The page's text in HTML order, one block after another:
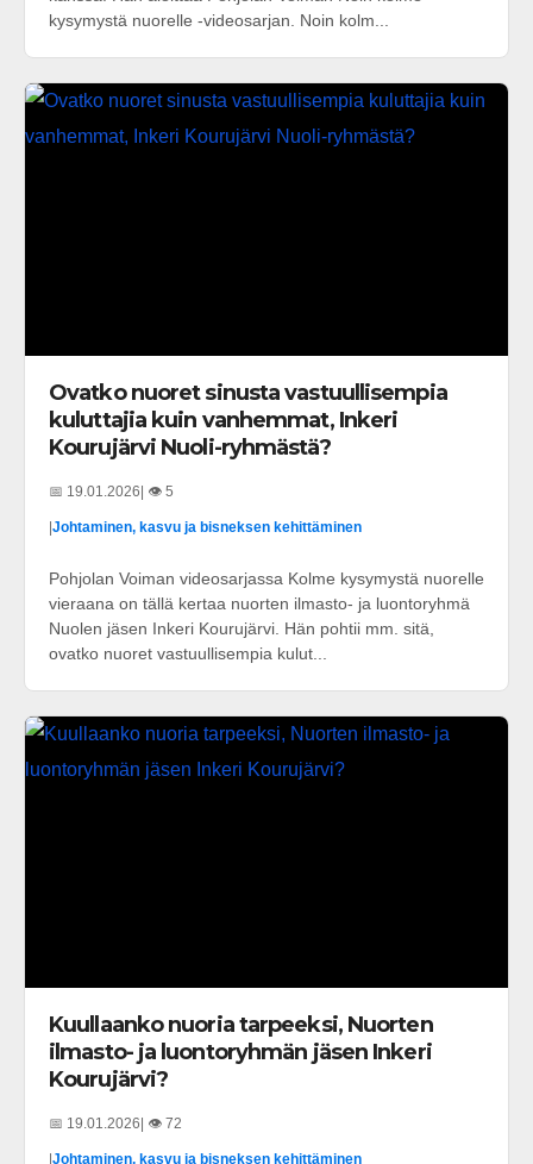
kysymystä nuorelle -videosarjan. Noin kolm...
Ovatko nuoret sinusta vastuullisempia
kuluttajia kuin vanhemmat, Inkeri
Kourujärvi Nuoli-ryhmästä?
📅 19.01.2026| 👁️ 5
|Johtaminen, kasvu ja bisneksen kehittäminen
Pohjolan Voiman videosarjassa Kolme kysymystä nuorelle
vieraana on tällä kertaa nuorten ilmasto- ja luontoryhmä
Nuolen jäsen Inkeri Kourujärvi. Hän pohtii mm. sitä,
ovatko nuoret vastuullisempia kulut...
Kuullaanko nuoria tarpeeksi, Nuorten
ilmasto- ja luontoryhmän jäsen Inkeri
Kourujärvi?
📅 19.01.2026 | 👁️ 72
Johtaminen, kasvu ja bisneksen kehittäminen